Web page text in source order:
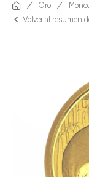
Oro
Volver al resumen